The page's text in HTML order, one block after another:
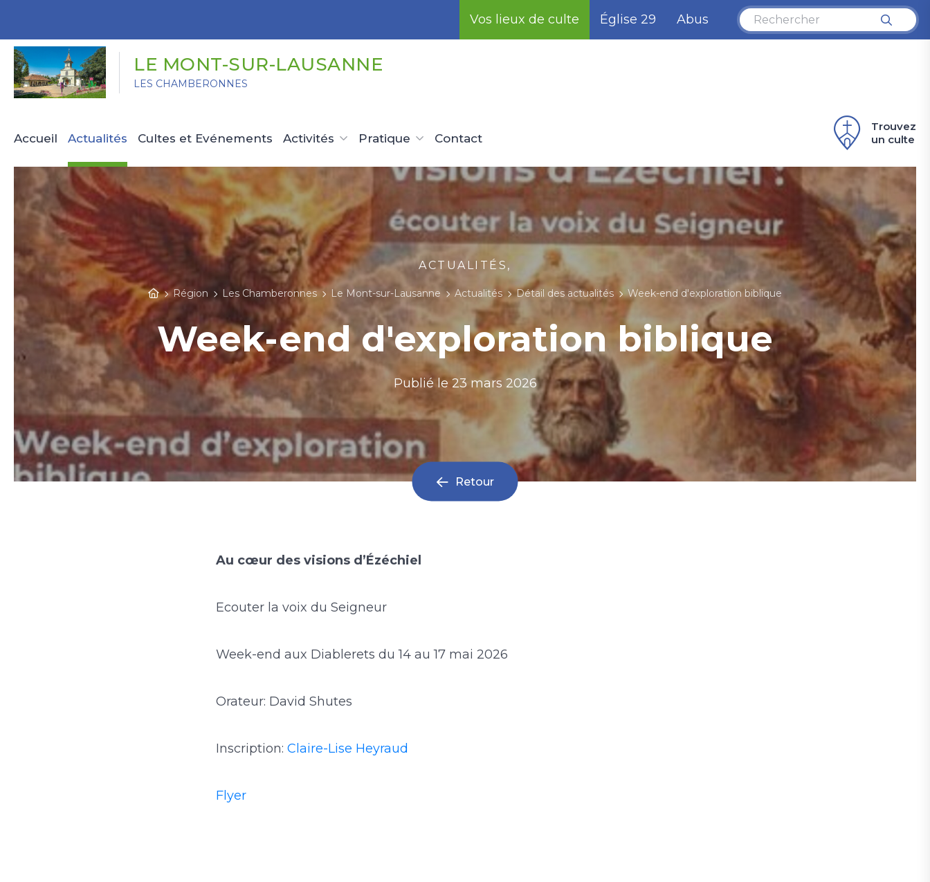
Vos lieux de culte Église 29 Abus
LE MONT-SUR-LAUSANNE
LES CHAMBERONNES
Accueil Actualités Cultes et Evénements Activités Pratique Contact
Trouvez
un culte
ACTUALITÉS,
Région Les Chamberonnes Le Mont-sur-Lausanne Actualités Détail des actualités Week-end d'exploration biblique
Week-end d'exploration biblique
Publié le 23 mars 2026
Retour
Au cœur des visions d’Ézéchiel
Ecouter la voix du Seigneur
Week-end aux Diablerets du 14 au 17 mai 2026
Orateur: David Shutes
Inscription: Claire-Lise Heyraud
Flyer